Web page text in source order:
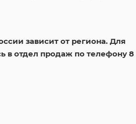
зависит от региона. Для
в отдел продаж по телефону 8